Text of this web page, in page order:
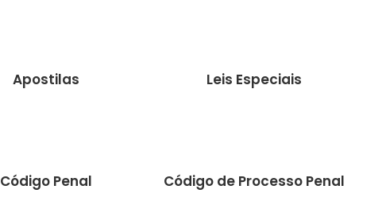
Apostilas Leis Especiais
Código Penal Código de Processo Penal